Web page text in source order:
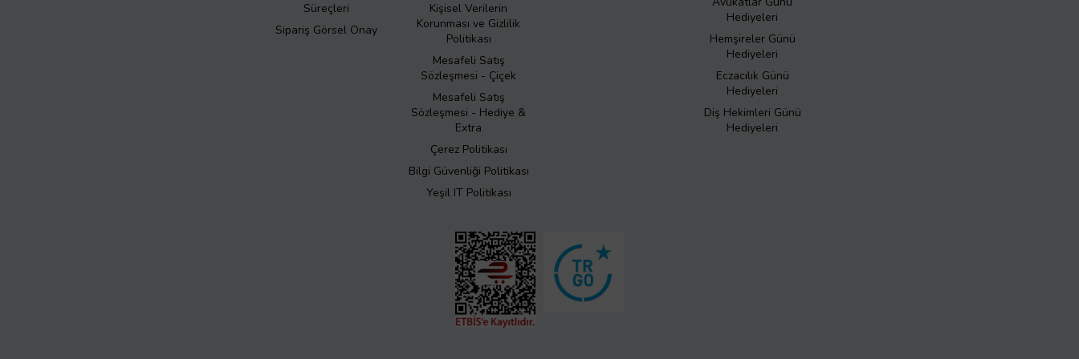
Süreçleri
Sipariş Görsel Onay
Kişisel Verilerin
Korunması ve Gizlilik
Politikası
Mesafeli Satış
Sözleşmesi - Çiçek
Mesafeli Satış
Sözleşmesi - Hediye &
Extra
Çerez Politikası
Bilgi Güvenliği Politikası
Yeşil IT Politikası
Hediyeleri
Hemşireler Günü
Hediyeleri
Eczacılık Günü
Hediyeleri
Diş Hekimleri Günü
Hediyeleri